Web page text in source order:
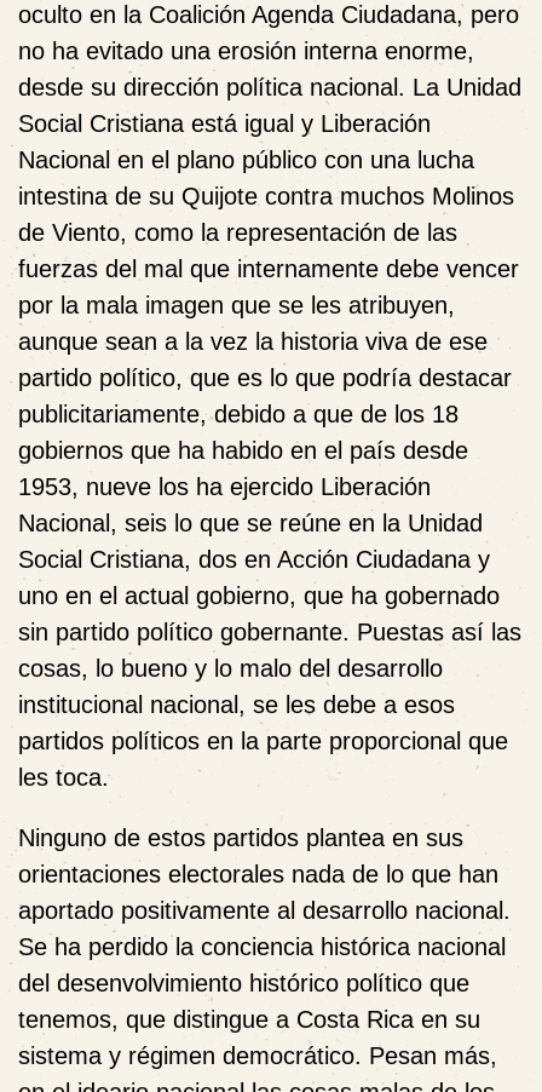
oculto en la Coalición Agenda Ciudadana, pero
no ha evitado una erosión interna enorme,
desde su dirección política nacional. La Unidad
Social Cristiana está igual y Liberación
Nacional en el plano público con una lucha
intestina de su Quijote contra muchos Molinos
de Viento, como la representación de las
fuerzas del mal que internamente debe vencer
por la mala imagen que se les atribuyen,
aunque sean a la vez la historia viva de ese
partido político, que es lo que podría destacar
publicitariamente, debido a que de los 18
gobiernos que ha habido en el país desde
1953, nueve los ha ejercido Liberación
Nacional, seis lo que se reúne en la Unidad
Social Cristiana, dos en Acción Ciudadana y
uno en el actual gobierno, que ha gobernado
sin partido político gobernante. Puestas así las
cosas, lo bueno y lo malo del desarrollo
institucional nacional, se les debe a esos
partidos políticos en la parte proporcional que
les toca.
Ninguno de estos partidos plantea en sus
orientaciones electorales nada de lo que han
aportado positivamente al desarrollo nacional.
Se ha perdido la conciencia histórica nacional
del desenvolvimiento histórico político que
tenemos, que distingue a Costa Rica en su
sistema y régimen democrático. Pesan más,